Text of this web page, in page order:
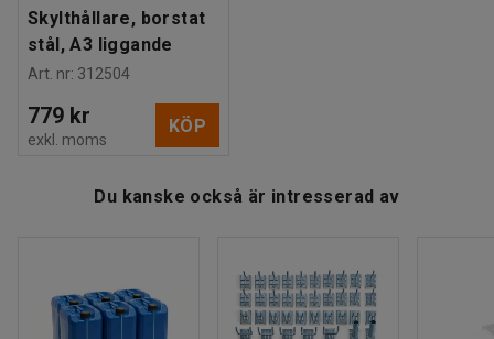
Skylthållare, borstat
stål, A3 liggande
Art. nr: 312504
779 kr
exkl. moms
KÖP
Du kanske också är intresserad av